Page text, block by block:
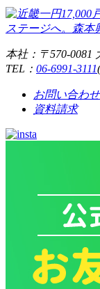
本社：〒570-0081
TEL： 06-6991-3111
お問い合わせ
資料請求